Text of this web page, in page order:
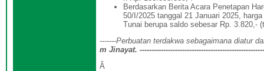
Berdasarkan Berita Acara Penetapan
50/I/2025 tanggal 21 Januari 2025,
Tunai berupa saldo sebesar Rp. 3.820,-
-------Perbuatan terdakwa sebagaimana diatur
m Jinayat.
Â